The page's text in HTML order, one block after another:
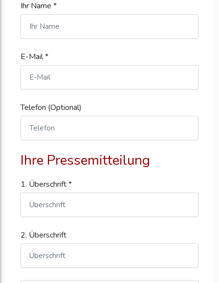
Ihr Name *
E-Mail *
Telefon (Optional)
Ihre Pressemitteilung
1. Überschrift *
2. Überschrift